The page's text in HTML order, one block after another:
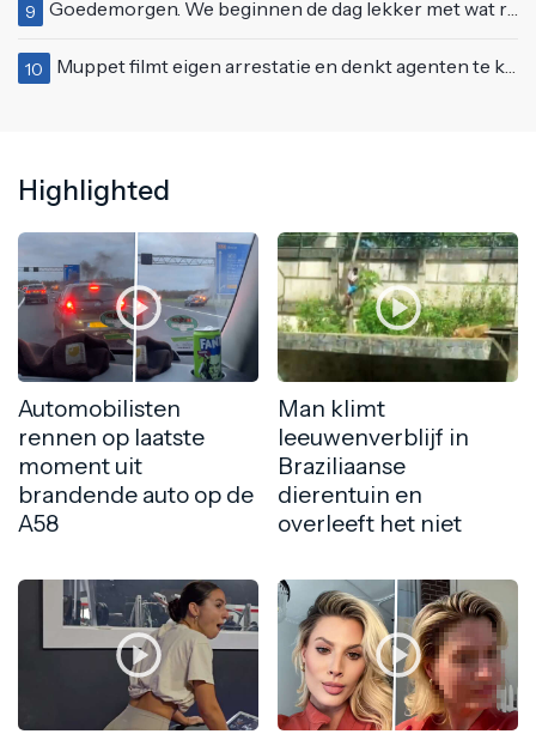
9 Goedemorgen. We beginnen de dag lekker met wat rek- en strekoefeningen
10 Muppet filmt eigen arrestatie en denkt agenten te kunnen laten schorsen: "Jullie krijgen maandje vakantie"
Highlighted
Automobilisten
rennen op laatste
moment uit
brandende auto op de
A58
Man klimt
leeuwenverblijf in
Braziliaanse
dierentuin en
overleeft het niet